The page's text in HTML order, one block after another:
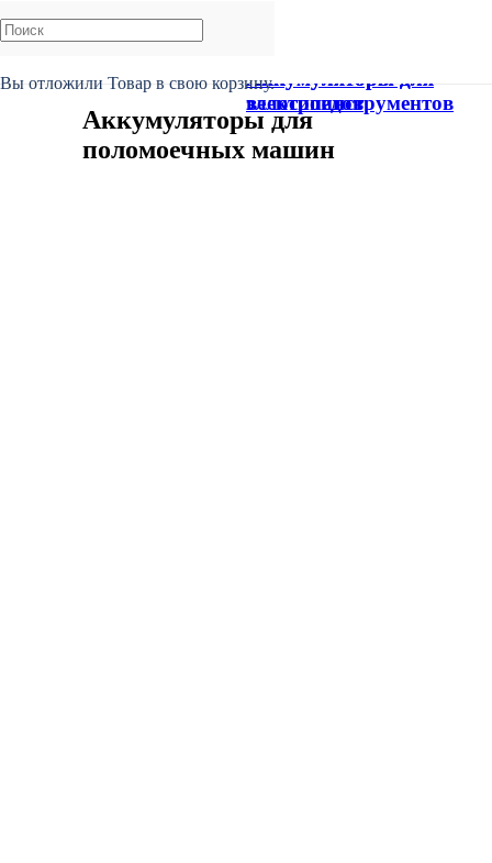
Вы отложили Товар в свою корзину.
7 Окт 2020
Аккумуляторы для
поломоечных машин
Аккумуляторы для
велосипедов
Аккумуляторы для
электроинструментов